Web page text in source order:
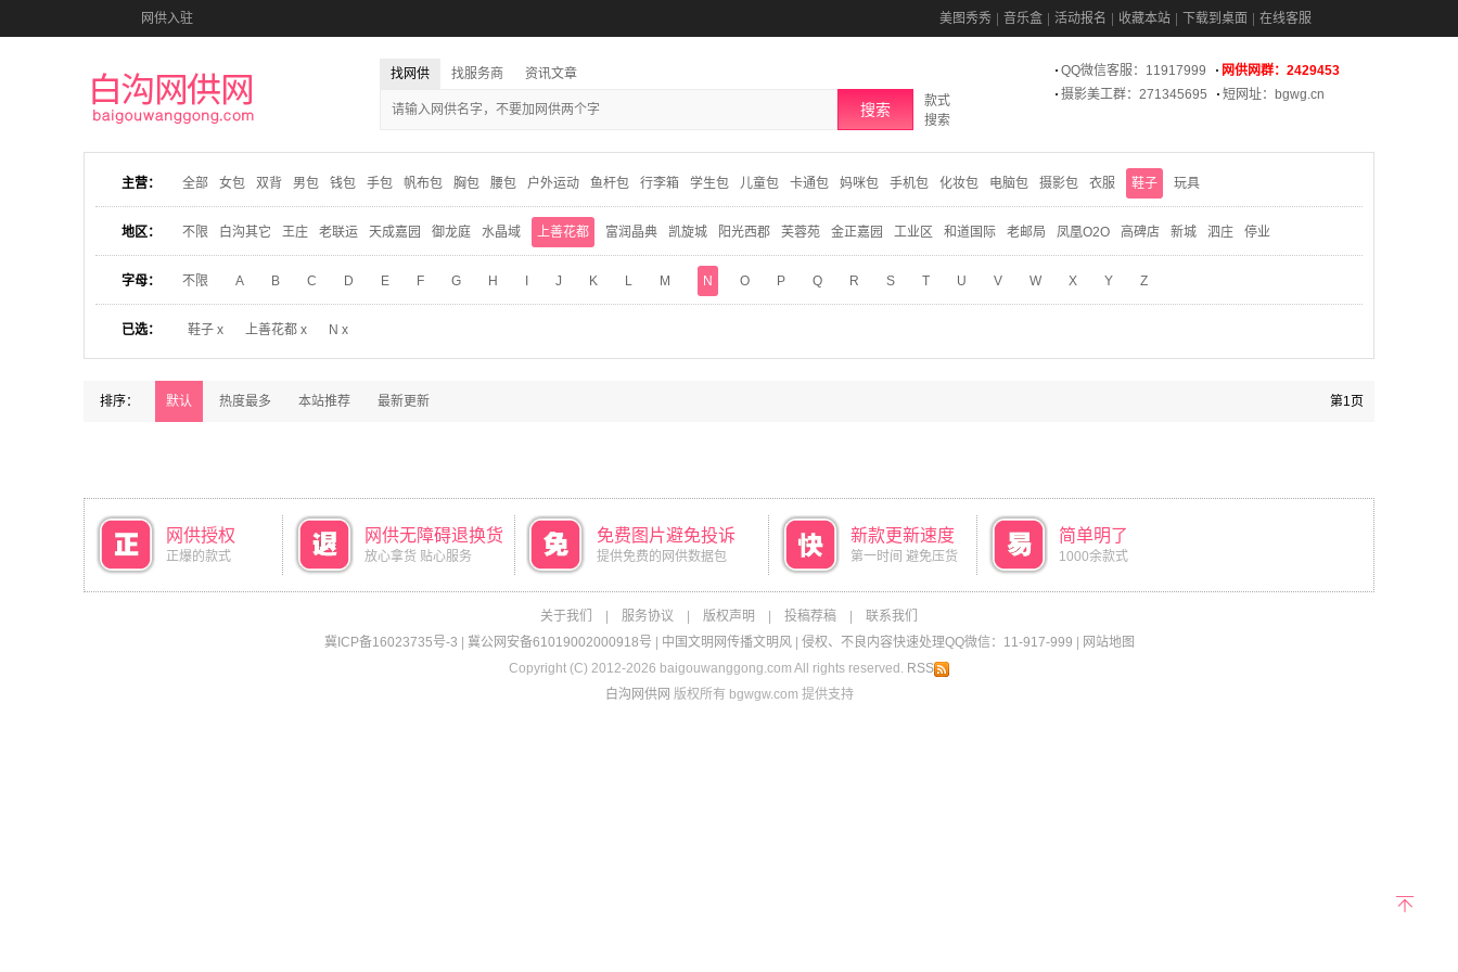
网供入驻 美图秀秀 音乐盒 活动报名 收藏本站 下载到桌面 在线客服
找网供 找服务商 资讯文章
搜索
款式
搜索
QQ微信客服：11917999
网供网群：2429453
摄影美工群：271345695
短网址：bgwg.cn
主营： 全部 女包 双背 男包 钱包 手包 帆布包 胸包 腰包 户外运动 鱼杆包 行李箱 学生包 儿童包 卡通包 妈咪包 手机包 化妆包 电脑包 摄影包 衣服 鞋子 玩具
地区： 不限 白沟其它 王庄 老联运 天成嘉园 御龙庭 水晶域 上善花都 富润晶典 凯旋城 阳光西郡 芙蓉苑 金正嘉园 工业区 和道国际 老邮局 凤凰O2O 高碑店 新城 泗庄 停业
字母： 不限 A B C D E F G H J K L M N O P Q R S T U V W X Y Z
已选： 鞋子 x 上善花都 x N x
排序： 默认 热度最多 本站推荐 最新更新 第1页
网供授权
正爆的款式
网供无障碍退换货
放心拿货 贴心服务
免费图片避免投诉
提供免费的网供数据包
新款更新速度
第一时间 避免压货
简单明了
1000余款式
关于我们 服务协议 版权声明 投稿荐稿
联系我们
冀ICP备16023735号-3
冀公网安备61019002000918号 中国文明网传播文明风| 侵权、不良内容快速处理QQ微信：11-917-999
网站地图
Copyright (C) 2012-2026 baigouwanggong.com All rights reserved. RSS
白沟网供网 版权所有 bgwgw.com 提供支持